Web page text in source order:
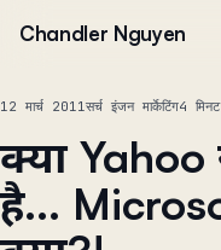
Chandler Nguyen
12 मार्च 2011सर्च इंजन मार्केटिंग4
क्या
है...